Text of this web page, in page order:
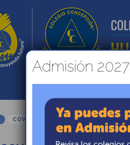
COVID19
Admisión 2027